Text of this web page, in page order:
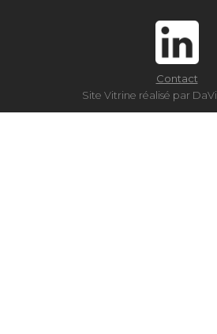
Site Vitrine réalisé par
Contact